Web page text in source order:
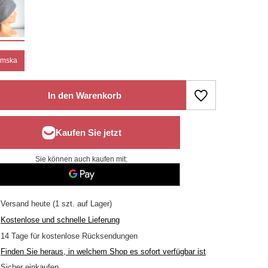
In den Warenkorb
Sie können auch kaufen mit:
Versand heute (1 szt. auf Lager)
Kostenlose und schnelle Lieferung
14 Tage für kostenlose Rücksendungen
Finden Sie heraus, in welchem Shop es sofort verfügbar ist